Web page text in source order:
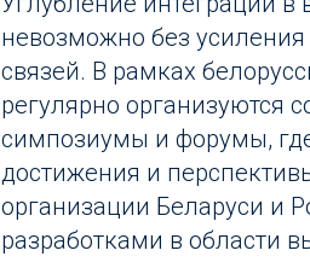
невозможно без
связей. В рамках
регулярно организуются
симпозиумы и форумы,
достижения и
организации Беларуси и
разработками в области